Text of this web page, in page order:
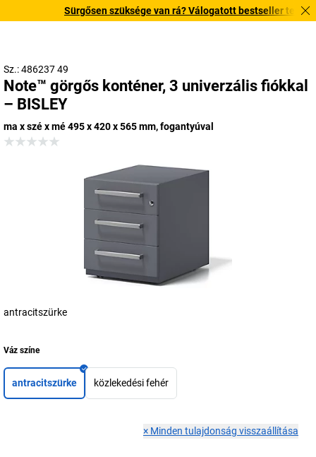
Sürgősen szüksége van rá? Válogatott bestseller
Sz.: 486237 49
Note™ görgős konténer, 3 univerzális fiókkal
– BISLEY
ma x szé x mé 495 x 420 x 565 mm, fogantyúval
antracitszürke
Váz színe
antracitszürke közlekedési fehér
× Minden tulajdonság visszaállítása